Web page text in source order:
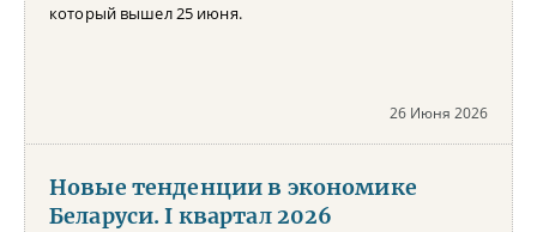
который вышел 25 июня.
26 Июня 2026
Новые тенденции в экономике
Беларуси. I квартал 2026